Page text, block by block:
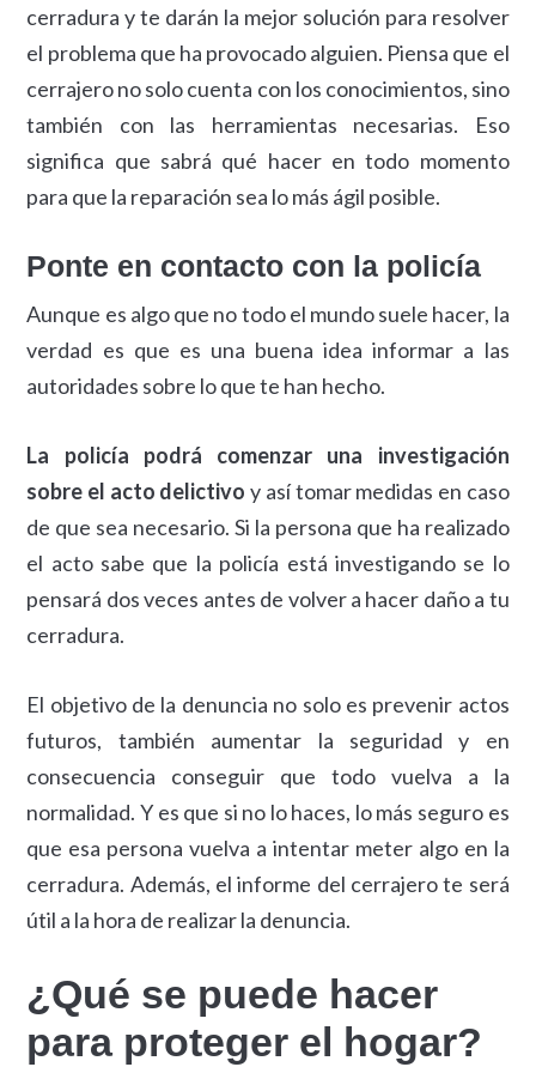
cerradura y te darán la mejor solución para resolver
el problema que ha provocado alguien. Piensa que el
cerrajero no solo cuenta con los conocimientos, sino
también con las herramientas necesarias. Eso
significa que sabrá qué hacer en todo momento
para que la reparación sea lo más ágil posible.
Ponte en contacto con la policía
Aunque es algo que no todo el mundo suele hacer, la
verdad es que es una buena idea informar a las
autoridades sobre lo que te han hecho.
La policía podrá comenzar una investigación
sobre el acto delictivo y así tomar medidas en caso
de que sea necesario. Si la persona que ha realizado
el acto sabe que la policía está investigando se lo
pensará dos veces antes de volver a hacer daño a tu
cerradura.
El objetivo de la denuncia no solo es prevenir actos
futuros, también aumentar la seguridad y en
consecuencia conseguir que todo vuelva a la
normalidad. Y es que si no lo haces, lo más seguro es
que esa persona vuelva a intentar meter algo en la
cerradura. Además, el informe del cerrajero te será
útil a la hora de realizar la denuncia.
¿Qué se puede hacer
para proteger el hogar?